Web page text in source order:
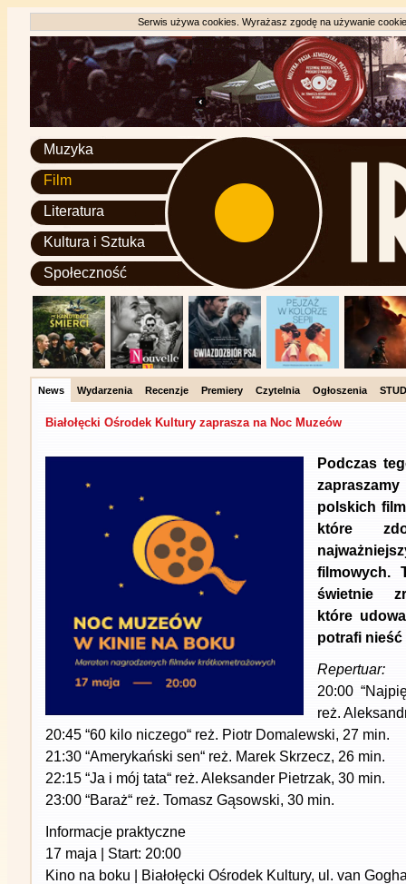
Serwis używa cookies. Wyrażasz zgodę na używanie
Muzyka
Film
Literatura
Kultura i Sztuka
Społeczność
News Wydarzenia Recenzje Premiery Czytelnia Ogłoszenia
Białołęcki Ośrodek Kultury zaprasza na Noc Muzeów
Podczas
polskich
które
filmowych.
świetnie
które
potrafi nieść
Repertuar:
20:00
reż.
20:45 “60 kilo niczego“ reż. Piotr Domalewski, 27 min.
21:30 “Amerykański sen“ reż. Marek Skrzecz, 26 min.
22:15 “Ja i mój tata“ reż. Aleksander Pietrzak, 30 min.
23:00 “Baraż“ reż. Tomasz Gąsowski, 30 min.
Informacje praktyczne
17 maja | Start: 20:00
Kino na boku | Białołęcki Ośrodek Kultury, ul. van